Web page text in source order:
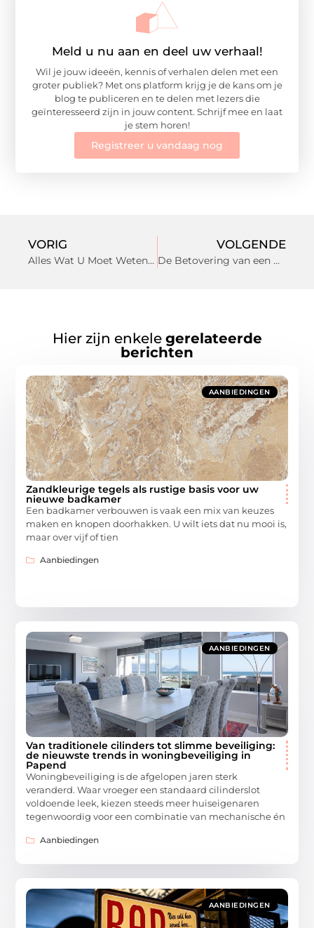
Meld u nu aan en deel uw verhaal!
Wil je jouw ideeën, kennis of verhalen delen met een
groter publiek? Met ons platform krijg je de kans om je
blog te publiceren en te delen met lezers die
geïnteresseerd zijn in jouw content. Schrijf mee en laat
je stem horen!
Registreer u vandaag nog
VORIG
Alles Wat U Moet Weten Over Het Gemeentehuis in Den Bosch
VOLGENDE
De Betovering van een Bed & Breakfast in s Hertogenbosch
Hier zijn enkele gerelateerde
berichten
AANBIEDINGEN
Zandkleurige tegels als rustige basis voor uw
nieuwe badkamer
Een badkamer verbouwen is vaak een mix van keuzes
maken en knopen doorhakken. U wilt iets dat nu mooi is,
maar over vijf of tien
Aanbiedingen
AANBIEDINGEN
Van traditionele cilinders tot slimme beveiliging:
de nieuwste trends in woningbeveiliging in
Papend
Woningbeveiliging is de afgelopen jaren sterk
veranderd. Waar vroeger een standaard cilinderslot
voldoende leek, kiezen steeds meer huiseigenaren
tegenwoordig voor een combinatie van mechanische én
Aanbiedingen
AANBIEDINGEN